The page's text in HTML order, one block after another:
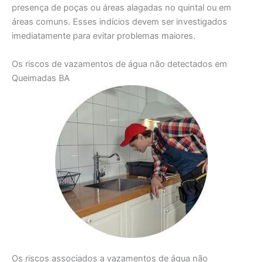
presença de poças ou áreas alagadas no quintal ou em
áreas comuns. Esses indícios devem ser investigados
imediatamente para evitar problemas maiores.
Os riscos de vazamentos de água não detectados em
Queimadas BA
Os riscos associados a vazamentos de água não